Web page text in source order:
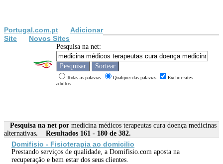
Portugal.com.pt
Adicionar
Site
Novos Sites
Pesquisa na net:
Todas as palavras Qualquer das palavras
Excluir sites
adultos
Pesquisa na net por medicina médicos terapeutas cura doença medicinas
alternativas. Resultados 161 - 180 de 382.
Domifisio - Fisioterapia ao domicilio
Prestando serviços de qualidade, a Domifisio.com aposta na
recuperação e bem estar dos seus clientes.